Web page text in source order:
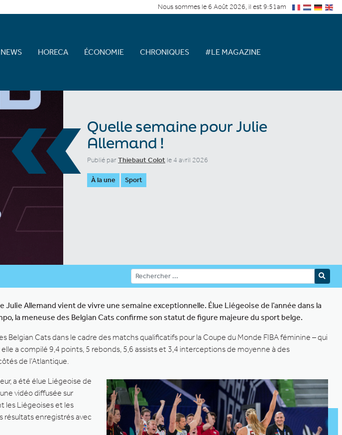
Nous sommes le 6 Août 2026, il est 9:51am
NEWS HORECA ÉCONOMIE CHRONIQUES #LE MAGAZINE
«Quelle semaine pour Julie
Allemand !
Publié parThiebaut Colot le 4 avril 2026
À la une Sport
Allemand vient de vivre une semaine exceptionnelle. Élue Liégeoise de l’année dans la
la meneuse des Belgian Cats confirme son statut de figure majeure du sport belge.
Belgian Cats dans le cadre des matchs qualificatifs pour la Coupe du Monde FIBA féminine – qui
a compilé 9,4 points, 5 rebonds, 5,6 assists et 3,4 interceptions de moyenne à des
de l’Atlantique.
a été élue Liégeoise de
vidéo diffusée sur
les Liégeoises et les
résultats enregistrés avec